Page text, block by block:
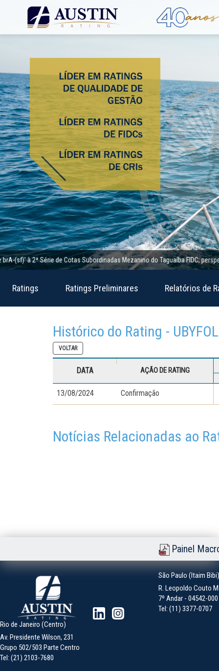
2ª Série de Cotas Subordinadas Mezanino do Taguaíba FIDC; perspectiva
Ratings Ratings Preliminares Relatórios de
Histórico do Rating -
VOLTAR
DATA AÇÃO DE RATING
13/08/2024 Confirmação
Notícias Relacionadas ao
Painel
São Paulo (Itaim Bibi)
R. Leopoldo Couto
7º Andar - 04542-
Tel: (11) 3377-0707
Rio de Janeiro (Centro)
Av. Presidente Wilson, 231
Grupo 502/503 Parte Centro
Tel: (21) 2103-7680